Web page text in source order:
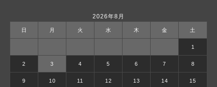
2026年8月
日 月 火 水 木 金 土
1
2 3 4 5 6 7 8
9 10 11 12 13 14 15